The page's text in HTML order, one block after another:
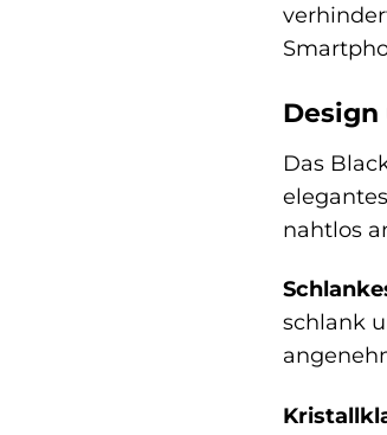
Das
nahtlos
schlank